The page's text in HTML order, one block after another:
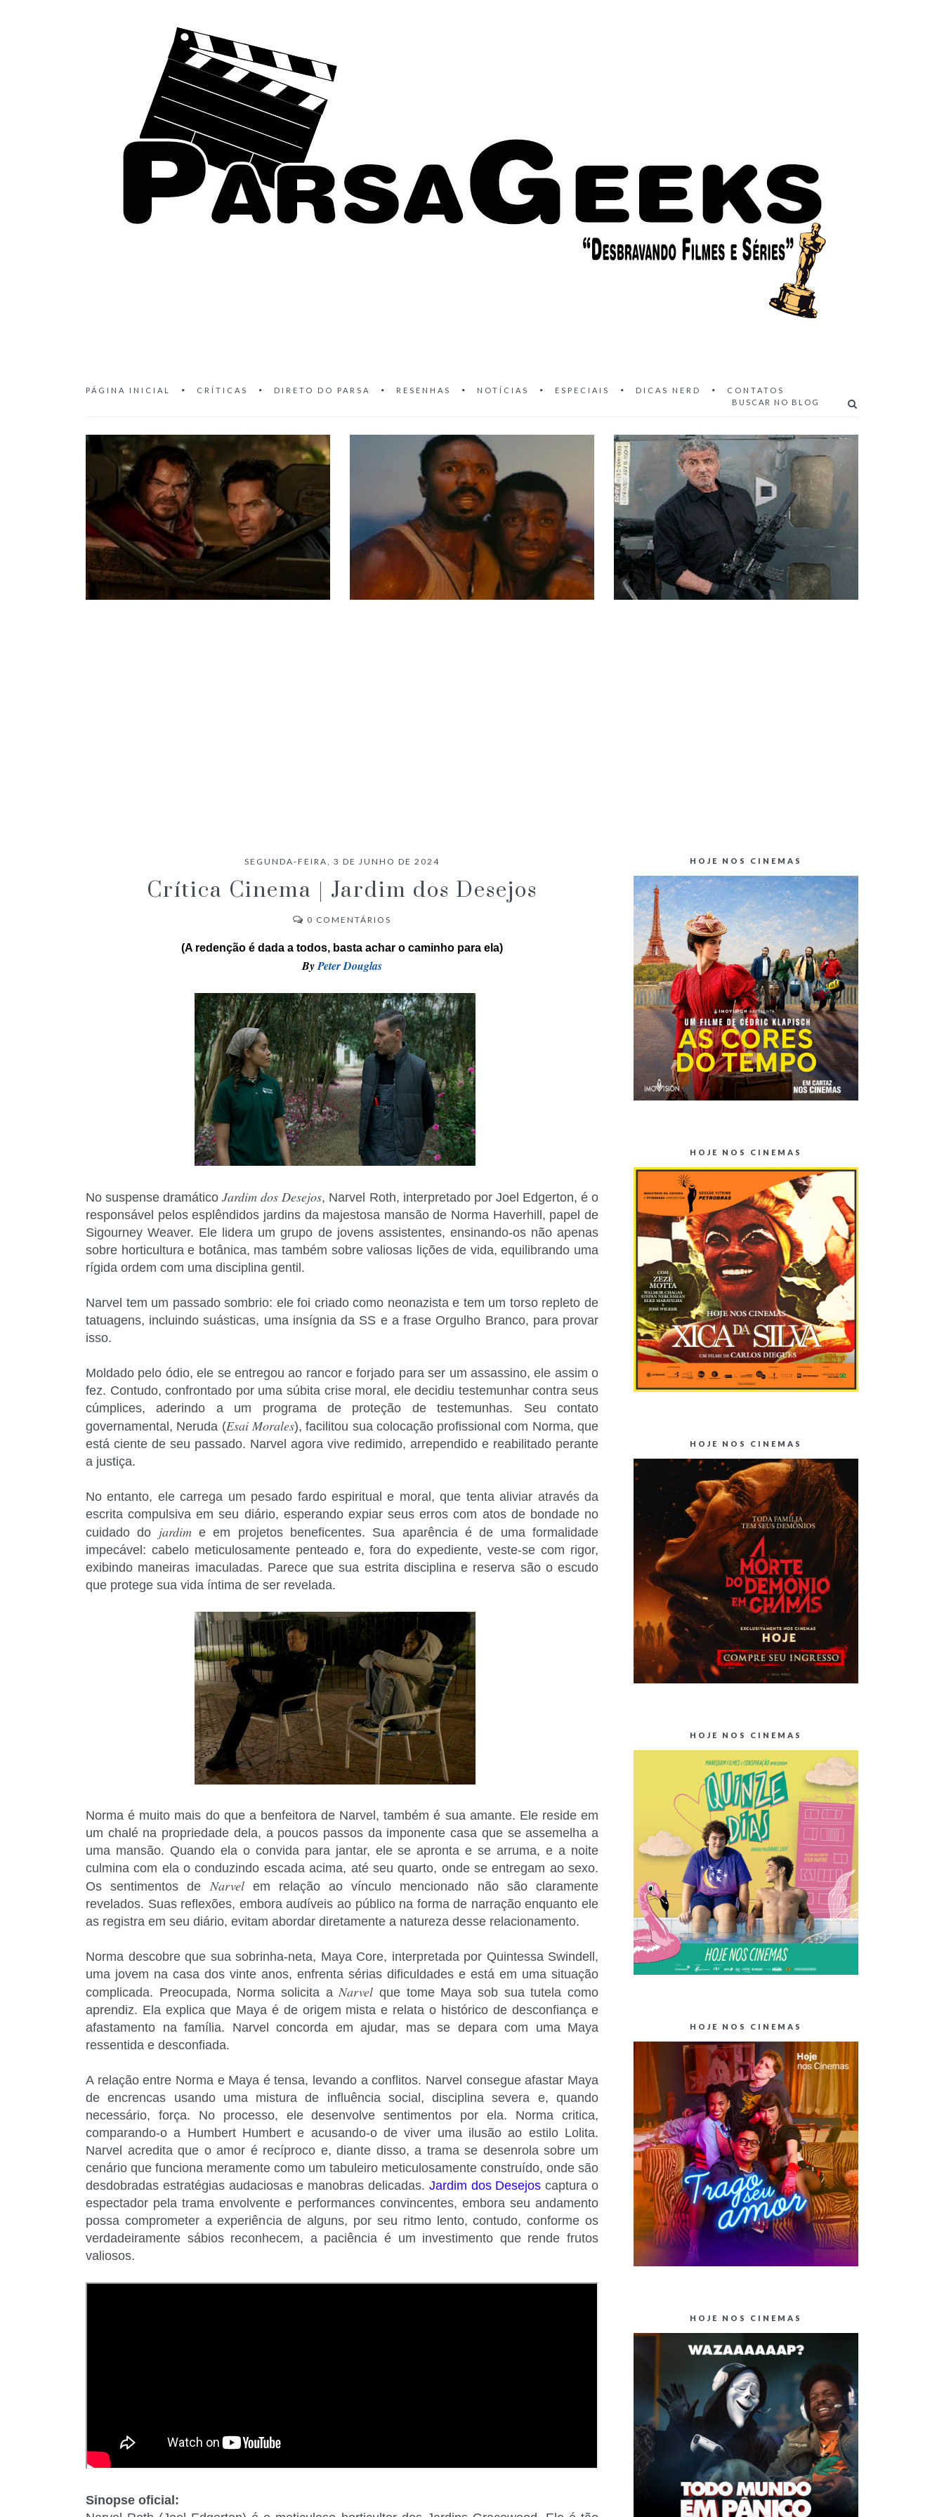
PÁGINA INICIAL CRÍTICAS DIRETO DO PARSA RESENHAS NOTÍCIAS ESPECIAIS DICAS NERD CONTATOS
SEGUNDA-FEIRA, 3 DE JUNHO DE 2024
Crítica Cinema | Jardim dos Desejos
0 COMENTÁRIOS
(A redenção é dada a todos, basta achar o caminho para ela)
ByPeter Douglas
No suspense dramáticoJardim dos Desejos, Narvel Roth, interpretado por Joel Edgerton, é o
responsável pelos esplêndidos jardins da majestosa mansão de Norma Haverhill, papel de
Sigourney Weaver. Ele lidera um grupo de jovens assistentes, ensinando-os não apenas
sobre horticultura e botânica, mas também sobre valiosas lições de vida, equilibrando uma
rígida ordem com uma disciplina gentil.
Narvel tem um passado sombrio: ele foi criado como neonazista e tem um torso repleto de
tatuagens, incluindo suásticas, uma insígnia da SS e a frase Orgulho Branco, para provar
isso.
Moldado pelo ódio, ele se entregou ao rancor e forjado para ser um assassino, ele assim o
fez. Contudo, confrontado por uma súbita crise moral, ele decidiu testemunhar contra seus
cúmplices, aderindo a um programa de proteção de testemunhas. Seu contato
governamental, Neruda (Esai Morales), facilitou sua colocação profissional com Norma, que
está ciente de seu passado. Narvel agora vive redimido, arrependido e reabilitado perante
a justiça.
No entanto, ele carrega um pesado fardo espiritual e moral, que tenta aliviar através da
escrita compulsiva em seu diário, esperando expiar seus erros com atos de bondade no
cuidado do jardime em projetos beneficentes. Sua aparência é de uma formalidade
impecável: cabelo meticulosamente penteado e, fora do expediente, veste-se com rigor,
exibindo maneiras imaculadas. Parece que sua estrita disciplina e reserva são o escudo
que protege sua vida íntima de ser revelada.
Norma é muito mais do que a benfeitora de Narvel, também é sua amante. Ele reside em
um chalé na propriedade dela, a poucos passos da imponente casa que se assemelha a
uma mansão. Quando ela o convida para jantar, ele se apronta e se arruma, e a noite
culmina com ela o conduzindo escada acima, até seu quarto, onde se entregam ao sexo.
Os sentimentos de Narvelem relação ao vínculo mencionado não são claramente
revelados. Suas reflexões, embora audíveis ao público na forma de narração enquanto ele
as registra em seu diário, evitam abordar diretamente a natureza desse relacionamento.
Norma descobre que sua sobrinha-neta, Maya Core, interpretada por Quintessa Swindell,
uma jovem na casa dos vinte anos, enfrenta sérias dificuldades e está em uma situação
complicada. Preocupada, Norma solicita aNarvel que tome Maya sob sua tutela como
aprendiz. Ela explica que Maya é de origem mista e relata o histórico de desconfiança e
afastamento na família. Narvel concorda em ajudar, mas se depara com uma Maya
ressentida e desconfiada.
A relação entre Norma e Maya é tensa, levando a conflitos. Narvel consegue afastar Maya
de encrencas usando uma mistura de influência social, disciplina severa e, quando
necessário, força. No processo, ele desenvolve sentimentos por ela. Norma critica,
comparando-o a Humbert Humbert e acusando-o de viver uma ilusão ao estilo Lolita.
Narvel acredita que o amor é recíproco e, diante disso, a trama se desenrola sobre um
cenário que funciona meramente como um tabuleiro meticulosamente construído, onde são
desdobradas estratégias audaciosas e manobras delicadas. Jardim dos Desejos captura o
espectador pela trama envolvente e performances convincentes, embora seu andamento
possa comprometer a experiência de alguns, por seu ritmo lento, contudo, conforme os
verdadeiramente sábios reconhecem, a paciência é um investimento que rende frutos
valiosos.
Sinopse oficial:
HOJE NOS CINEMAS
HOJE NOS CINEMAS
HOJE NOS CINEMAS
HOJE NOS CINEMAS
HOJE NOS CINEMAS
HOJE NOS CINEMAS